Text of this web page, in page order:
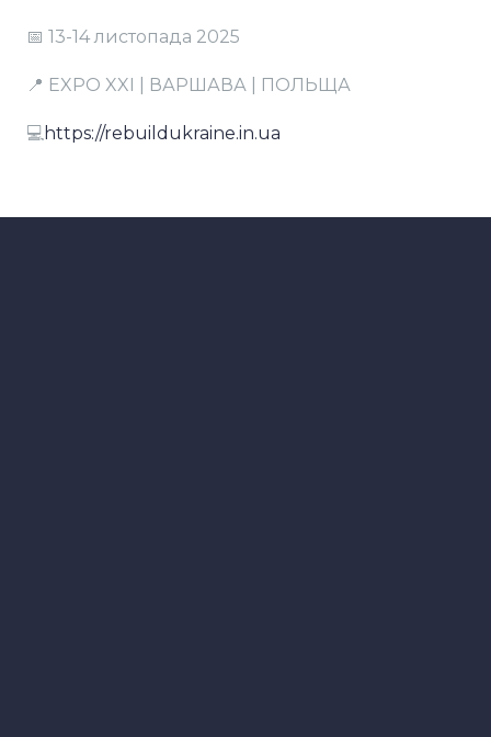
📅 13-14 листопада 2025
📍 EXPO XXI | ВАРШАВА | ПОЛЬЩА
💻 https://rebuildukraine.in.ua